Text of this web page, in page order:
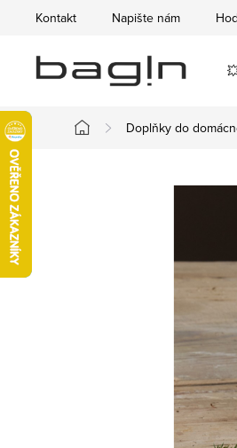
obsah
Kontakt Napište nám
Domů
Doplňky do